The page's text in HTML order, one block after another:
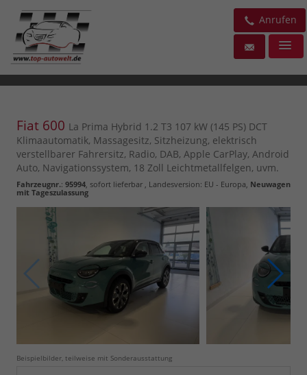
Anrufen
Fiat 600 La Prima Hybrid 1.2 T3 107 kW (145 PS) DCT
Klimaautomatik, Massagesitz, Sitzheizung, elektrisch
verstellbarer Fahrersitz, Radio, DAB, Apple CarPlay, Android
Auto, Navigationssystem, 18 Zoll Leichtmetallfelgen, uvm.
Fahrzeugnr.: 95994 sofort lieferbar , Landesversion: EU - Europa, Neuwagen
mit Tageszulassung
Beispielbilder, teilweise mit Sonderausstattung